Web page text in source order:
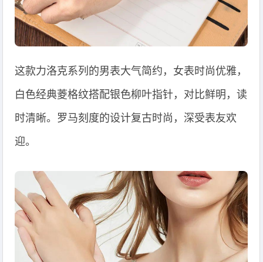
这款力洛克系列的男表大气简约，女表时尚优雅，
白色经典菱格纹搭配银色柳叶指针，对比鲜明，读
时清晰。罗马刻度的设计复古时尚，深受表友欢
迎。